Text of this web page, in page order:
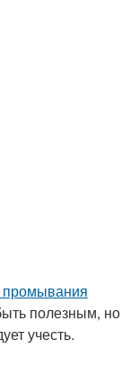
полезным, но
учесть.